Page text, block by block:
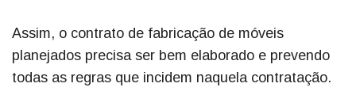
Assim, o contrato de fabricação de móveis
planejados precisa ser bem elaborado e prevendo
todas as regras que incidem naquela contratação.